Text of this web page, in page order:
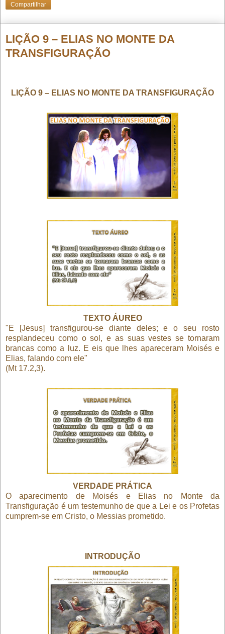
Compartilhar
LIÇÃO 9 – ELIAS NO MONTE DA
TRANSFIGURAÇÃO
LIÇÃO 9 – ELIAS NO MONTE DA TRANSFIGURAÇÃO
TEXTO ÁUREO
"E [Jesus] transfigurou-se diante deles; e o seu rosto
resplandeceu como o sol, e as suas vestes se tornaram
brancas como a luz. E eis que lhes apareceram Moisés e
Elias, falando com ele"
(Mt 17.2,3).
VERDADE PRÁTICA
O aparecimento de Moisés e Elias no Monte da
Transfiguração é um testemunho de que a Lei e os Profetas
cumprem-se em Cristo, o Messias prometido.
INTRODUÇÃO